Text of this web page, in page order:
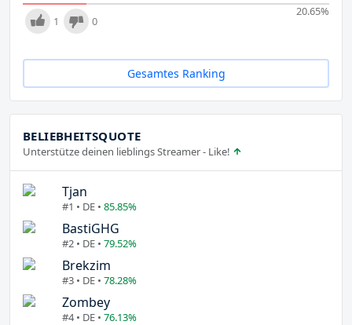
20.65%
1 0
Gesamtes Ranking
BELIEBHEITSQUOTE
Unterstütze deinen lieblings Streamer - Like!
Tjan
#1 • DE • 85.85%
BastiGHG
#2 • DE • 79.52%
Brekzim
#3 • DE • 78.28%
Zombey
#4 • DE • 76.13%